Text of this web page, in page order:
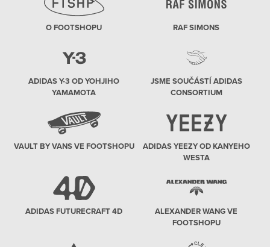
O FOOTSHOPU RAF SIMONS
ADIDAS Y-3 OD YOHJIHO
YAMAMOTA
JSME SOUČÁSTÍ ADIDAS
CONSORTIUM
VAULT BY VANS VE FOOTSHOPU
ADIDAS YEEZY OD KANYEHO
WESTA
ADIDAS FUTURECRAFT 4D
ALEXANDER WANG VE
FOOTSHOPU